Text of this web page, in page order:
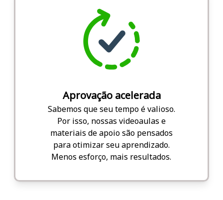
Aprovação acelerada
Sabemos que seu tempo é valioso.
Por isso, nossas videoaulas e
materiais de apoio são pensados
para otimizar seu aprendizado.
Menos esforço, mais resultados.